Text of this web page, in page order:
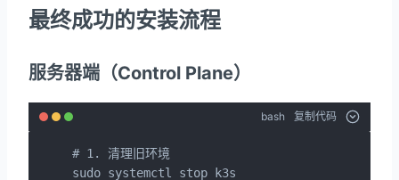
最终成功的安装流程
服务器端（Control Plane）
bash 复制代码
# 1. 清理旧环境
sudo systemctl stop k3s